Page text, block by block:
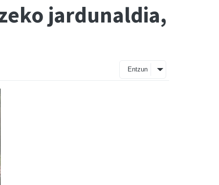
jardunaldia,
Entzun